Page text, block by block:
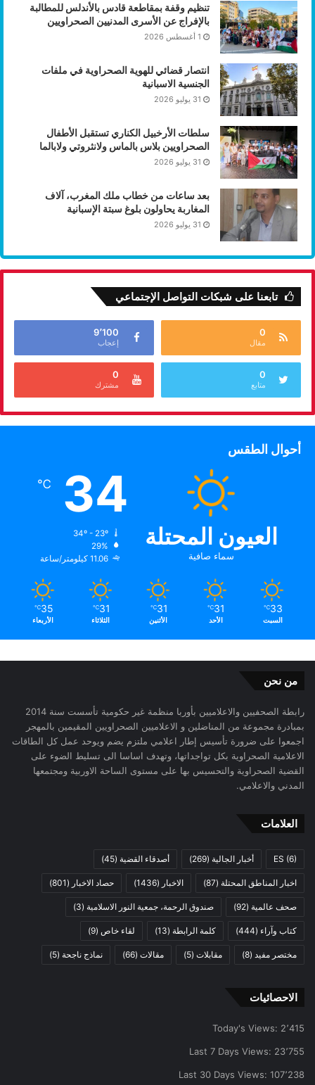
تنظيم وقفة بمقاطعة قادس بالأندلس للمطالبة
بالإفراج عن الأسرى المدنيين الصحراويين
1 أغسطس 2026
انتصار قضائي للهوية الصحراوية في ملفات
الجنسية الاسبانية
31 يوليو 2026
سلطات الأرخبيل الكناري تستقبل الأطفال
الصحراويين بلاس بالماس ولانثروتي ولابالما
31 يوليو 2026
بعد ساعات من خطاب ملك المغرب، آلاف
المغاربة يحاولون بلوغ سبتة الإسبانية
31 يوليو 2026
تابعنا على شبكات التواصل الإجتماعي
0
مقال
9٬100
إعجاب
0
متابع
0
مشترك
أحوال الطقس
العيون المحتلة
سماء صافية
34
℃
29%
11.06 كيلومتر/ساعة
33
℃
السبت
31
℃
الأحد
31
℃
الأثنين
31
℃
الثلاثاء
35
℃
الأربعاء
من نحن
رابطة الصحفيين والاعلاميين بأوربا منظمة غير حكومية تأسست سنة 2014
بمبادرة مجموعة من المناضلين و الاعلاميين الصحراويين المقيمين بالمهجر
اجمعوا على ضرورة تأسيس إطار اعلامي ملتزم يضم ويوحد عمل كل الطاقات
الاعلامية الصحراوية بكل تواجداتها، وتهدف اساسا الى تسليط الضوء على
القضية الصحراوية والتحسيس بها على مستوى الساحة الاوربية ومجتمعها
المدني والاعلامي.
العلامات
ES (6) أخبار الجالية (269) أصدقاء القضية (45)
اخبار المناطق المحتلة (87) الاخبار (1436) حصاد الاخبار (801)
صحف عالمية (92) صندوق الرحمة، جمعية النور الاسلامية (3)
كتاب وآراء (444) كلمة الرابطة (13) لقاء خاص (9)
مختصر مفيد (8) مقابلات (5) مقالات (66) نماذج ناجحة (5)
الاحصائيات
Today's Views: 2٬415
Last 7 Days Views: 23٬755
Last 30 Days Views: 107٬238